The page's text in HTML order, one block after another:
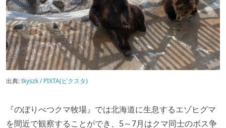
出典:tkyszk / PIXTA(ピクスタ)
『のぼりべつクマ牧場』では北海道に生息するエゾヒグマ
を間近で観察することができ、5～7月はクマ同士のボス争